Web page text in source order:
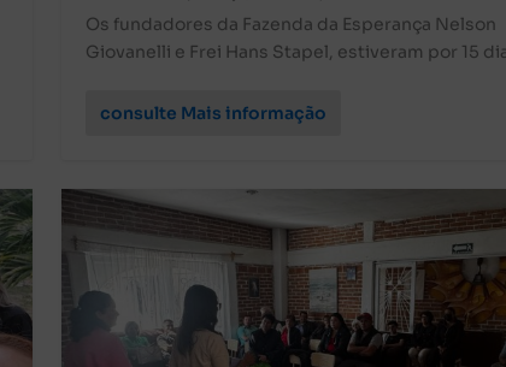
Os fundadores da Fazenda da Esperança Nelson
Giovanelli e Frei Hans Stapel, estiveram por 15
consulte Mais informação